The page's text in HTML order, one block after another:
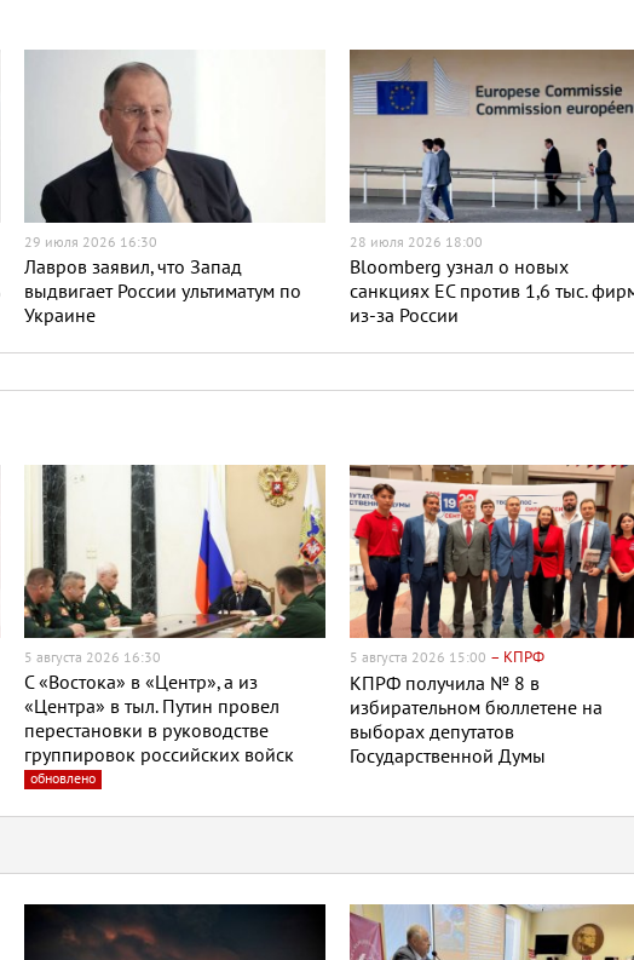
29 июля 2026 16:30
Лавров заявил, что Запад
выдвигает России ультиматум по
Украине
28 июля 2026 18:00
Bloomberg узнал о новых
санкциях ЕС против 1,6 тыс.
из-за России
5 августа 2026 16:30
С «Востока» в «Центр», а из
«Центра» в тыл. Путин провел
перестановки в руководстве
группировок российских войск
обновлено
5 августа 2026 15:00 – КПРФ
КПРФ получила № 8 в
избирательном бюллетене на
выборах депутатов
Государственной Думы